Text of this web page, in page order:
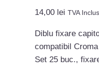
14,00 lei TVA Inclus
Diblu fixare
compatibil Croma
Set 25 buc.,